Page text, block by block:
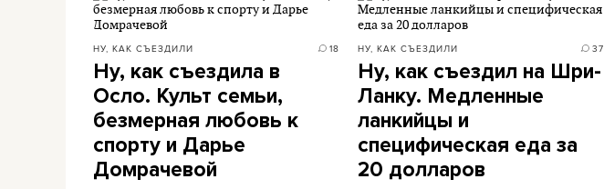
НУ, КАК СЪЕЗДИЛИ 18
Ну, как съездила в
Осло. Культ семьи,
безмерная любовь к
спорту и Дарье
Домрачевой
НУ, КАК СЪЕЗДИЛИ 37
Ну, как съездил на Шри-
Ланку. Медленные
ланкийцы и
специфическая еда за
20 долларов